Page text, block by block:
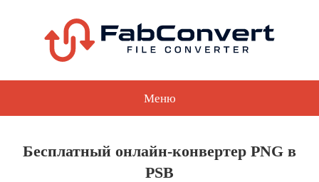
Меню
Бесплатный онлайн-конвертер PNG в
PSB